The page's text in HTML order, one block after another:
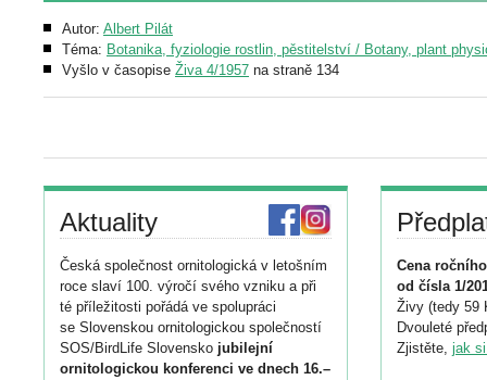
Autor: Albert Pilát
Téma: Botanika, fyziologie rostlin, pěstitelství / Botany, plant
Vyšlo v časopise Živa 4/1957 na straně 134
Aktuality
Česká společnost ornitologická v letošním
roce slaví 100. výročí svého vzniku a při
té příležitosti pořádá ve spolupráci
se Slovenskou ornitologickou společností
SOS/BirdLife Slovensko jubilejní
ornitologickou konferenci ve dnech 16.–
Cena
od čísla 1/
Živy (tedy 59
Dvouleté
Zjistěte, jak